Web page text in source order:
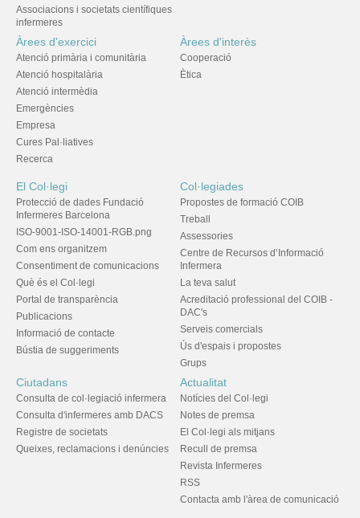
Associacions i societats científiques
infermeres
Àrees d'exercici
Atenció primària i comunitària
Atenció hospitalària
Atenció intermèdia
Emergències
Empresa
Cures Pal·liatives
Recerca
Àrees d'interès
Cooperació
Ètica
El Col·legi
Protecció de dades Fundació
Infermeres Barcelona
ISO-9001-ISO-14001-RGB.png
Com ens organitzem
Consentiment de comunicacions
Què és el Col·legi
Portal de transparència
Publicacions
Informació de contacte
Bústia de suggeriments
Col·legiades
Propostes de formació COIB
Treball
Assessories
Centre de Recursos d’Informació
Infermera
La teva salut
Acreditació professional del COIB -
DAC's
Serveis comercials
Ús d'espais i propostes
Grups
Ciutadans
Consulta de col·legiació infermera
Consulta d'infermeres amb DACS
Registre de societats
Queixes, reclamacions i denúncies
Actualitat
Notícies del Col·legi
Notes de premsa
El Col·legi als mitjans
Recull de premsa
Revista Infermeres
RSS
Contacta amb l'àrea de comunicació